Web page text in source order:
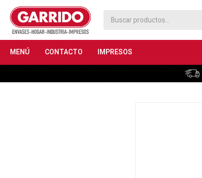
MENÚ CONTACTO IMPRESOS